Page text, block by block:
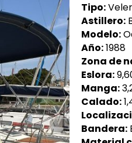
Tipo:
Astillero:
Modelo:
Año:1988
Zona de
Eslora:
Manga:
Calado:
Bandera: